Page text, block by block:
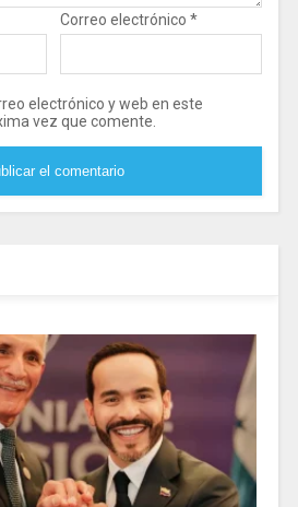
Correo electrónico *
electrónico y web en este
vez que comente.